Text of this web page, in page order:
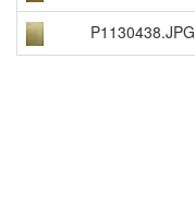
P1130438.JPG